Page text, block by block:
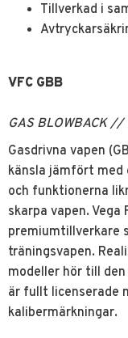
Tillverkad i
VFC GBB
GAS BLOWBACK //
Gasdrivna vapen
känsla jämfört med
och funktionerna
skarpa vapen. Vega
premiumtillverkare
träningsvapen.
modeller hör till
är fullt licenserade
kalibermärkningar.